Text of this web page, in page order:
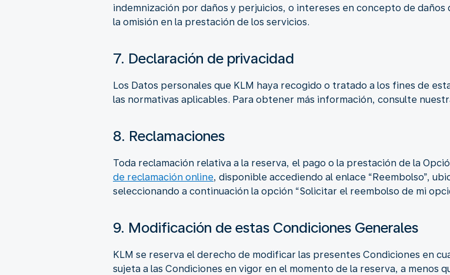
indemnización por daños y perjuicios, o intereses en concepto de
la omisión en la prestación de los servicios.
7. Declaración de privacidad
Los Datos personales que KLM haya recogido o tratado a los fines de
las normativas aplicables. Para obtener más información, consulte
8. Reclamaciones
Toda reclamación relativa a la reserva, el pago o la prestación de la
de reclamación online, disponible accediendo al enlace “Reembolso”,
seleccionando a continuación la opción “Solicitar el reembolso de mi
9. Modificación de estas Condiciones Generales
KLM se reserva el derecho de modificar las presentes Condiciones en
sujeta a las Condiciones en vigor en el momento de la reserva, a menos